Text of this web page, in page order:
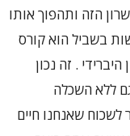
הזה ותהפוך אותו
בשביל הוא קורס
. זה נכון
ללא השכלה
שאנחנו חיים